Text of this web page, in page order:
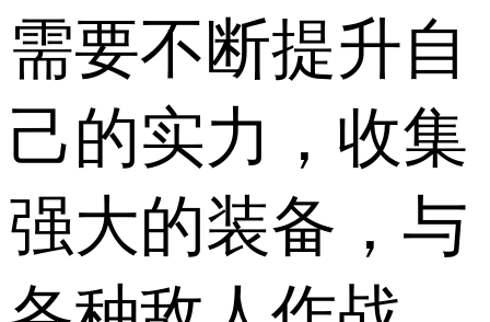
需要不断提升自
己的实力，收集
强大的装备，与